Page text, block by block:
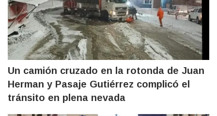
Un camión cruzado en la rotonda de Juan
Herman y Pasaje Gutiérrez complicó el
tránsito en plena nevada